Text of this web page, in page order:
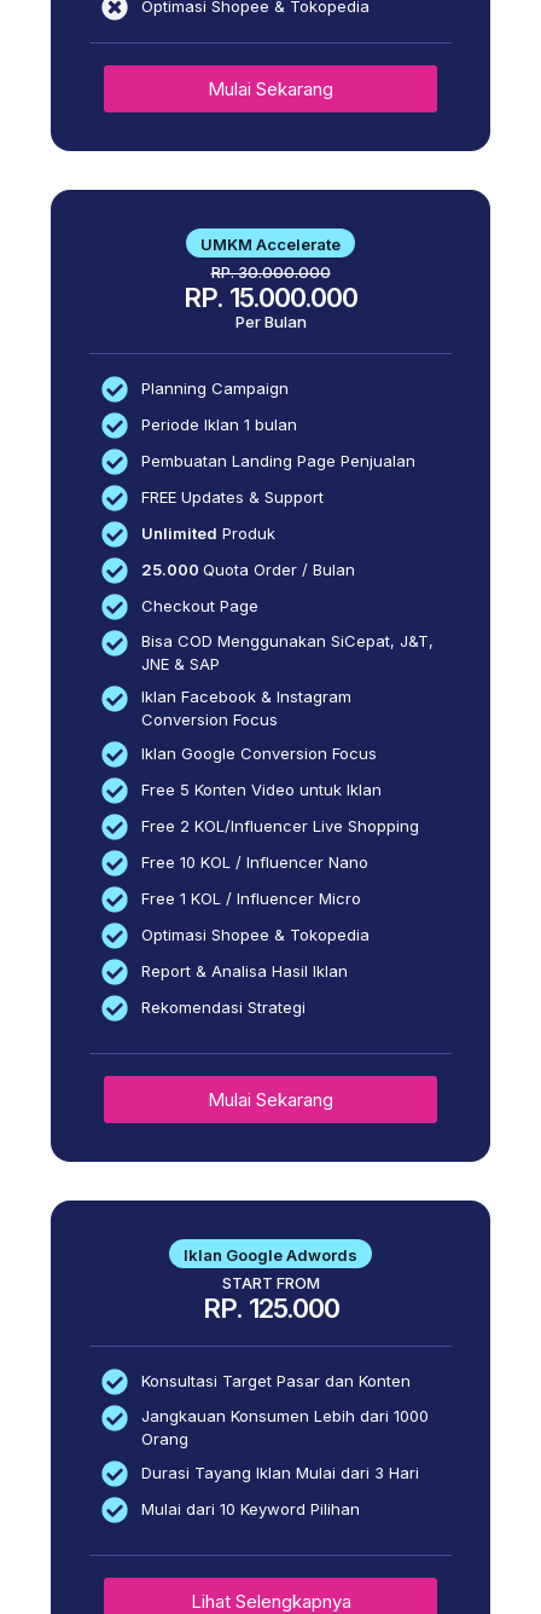
Optimasi Shopee & Tokopedia
Mulai Sekarang
UMKM Accelerate
RP. 30.000.000
RP. 15.000.000
Per Bulan
Planning Campaign
Periode Iklan 1 bulan
Pembuatan Landing Page Penjualan
FREE Updates & Support
Unlimited Produk
25.000 Quota Order / Bulan
Checkout Page
Bisa COD Menggunakan SiCepat, J&T,
JNE & SAP
Iklan Facebook & Instagram
Conversion Focus
Iklan Google Conversion Focus
Free 5 Konten Video untuk Iklan
Free 2 KOL/Influencer Live Shopping
Free 10 KOL / Influencer Nano
Free 1 KOL / Influencer Micro
Optimasi Shopee & Tokopedia
Report & Analisa Hasil Iklan
Rekomendasi Strategi
Mulai Sekarang
Iklan Google Adwords
START FROM
RP. 125.000
Konsultasi Target Pasar dan Konten
Jangkauan Konsumen Lebih dari 1000
Orang
Durasi Tayang Iklan Mulai dari 3 Hari
Mulai dari 10 Keyword Pilihan
Lihat Selengkapnya